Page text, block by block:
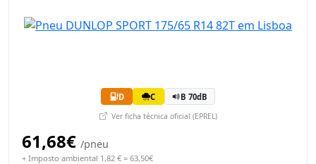
D C B 70dB
Ver ficha técnica oficial (EPREL)
61,68€ /pneu
+ Imposto ambiental 1,82 € = 63,50€